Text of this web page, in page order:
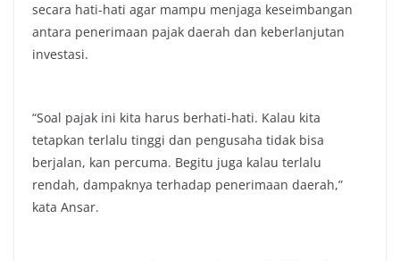
secara hati-hati agar mampu menjaga keseimbangan
antara penerimaan pajak daerah dan keberlanjutan
investasi.
“Soal pajak ini kita harus berhati-hati. Kalau kita
tetapkan terlalu tinggi dan pengusaha tidak bisa
berjalan, kan percuma. Begitu juga kalau terlalu
rendah, dampaknya terhadap penerimaan daerah,”
kata Ansar.